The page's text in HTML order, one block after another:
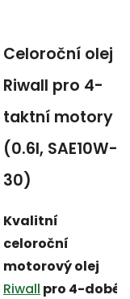
Celoroční olej
Riwall pro 4-
taktní motory
(0.6l, SAE10W-
30)
Kvalitní
celoroční
motorový olej
Riwall pro 4-dobé